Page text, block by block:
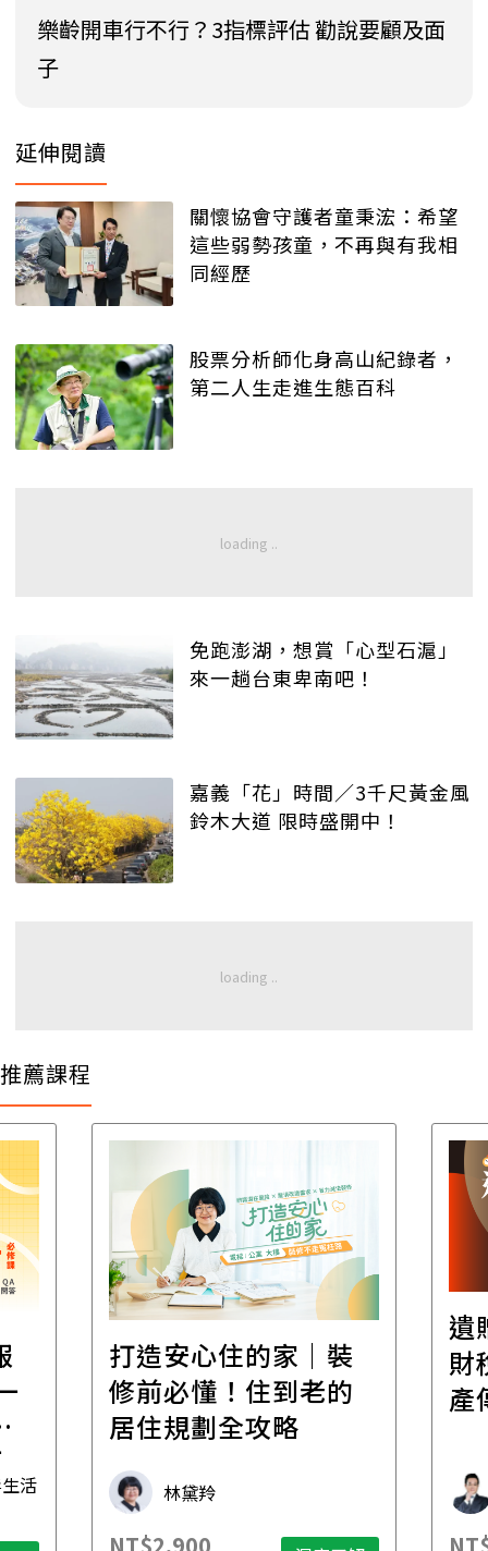
樂齡開車行不行？3指標評估 勸說要顧及面
子
延伸閱讀
關懷協會守護者童秉浤：希望
這些弱勢孩童，不再與有我相
同經歷
股票分析師化身高山紀錄者，
第二人生走進生態百科
免跑澎湖，想賞「心型石滬」
來一趟台東卑南吧！
嘉義「花」時間／3千尺黃金風
鈴木大道 限時盛開中！
推薦課程
活
打造安心住的家｜裝
修前必懂！住到老的
居住規劃全攻略
林黛羚
遺
財
產